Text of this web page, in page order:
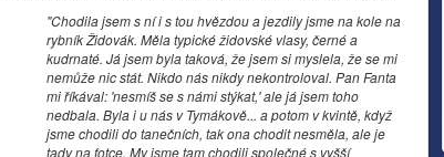
"Chodila jsem s ní i s tou hvězdou a jezdily jsme na kole na
rybník Židovák. Měla typické židovské vlasy, černé a
kudrnaté. Já jsem byla taková, že jsem si myslela, že se mi
nemůže nic stát. Nikdo nás nikdy nekontroloval. Pan Fanta
mi říkával: 'nesmíš se s námi stýkat,' ale já jsem toho
nedbala. Byla i u nás v Tymákově... a potom v kvintě, když
jsme chodili do tanečních, tak ona chodit nesměla, ale je
tady na fotce. My jsme tam chodili společné s vyšší